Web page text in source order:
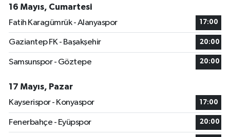
16 Mayıs, Cumartesi
Fatih Karagümrük - Alanyaspor
17:00
Gaziantep FK - Başakşehir 20:00
Samsunspor - Göztepe 20:00
17 Mayıs, Pazar
Kayserispor - Konyaspor
17:00
Fenerbahçe - Eyüpspor 20:00